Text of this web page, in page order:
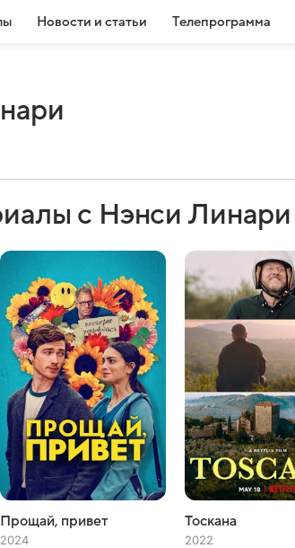
Новости и статьи Телепрограмма
с Нэнси Линари
Прощай, привет
2024
Тоскана
2022